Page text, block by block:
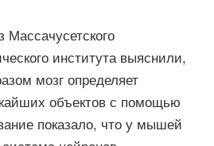
Массачусетского
института выяснили,
мозг определяет
объектов с помощью
показало, что у мышей